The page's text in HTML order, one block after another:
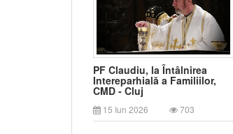
PF Claudiu, la Întâlnirea
Intereparhială a Familiilor,
CMD - Cluj
15 Iun 2026 703